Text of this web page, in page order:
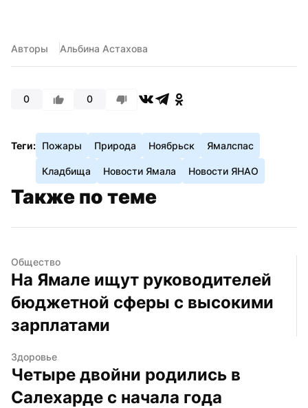
Авторы Альбина Астахова
0 0
Теги: Пожары Природа Ноябрьск Ямалспас
Кладбища Новости Ямала Новости ЯНАО
Также по теме
Общество
На Ямале ищут руководителей
бюджетной сферы с высокими
зарплатами
Здоровье
Четыре двойни родились в
Салехарде с начала года